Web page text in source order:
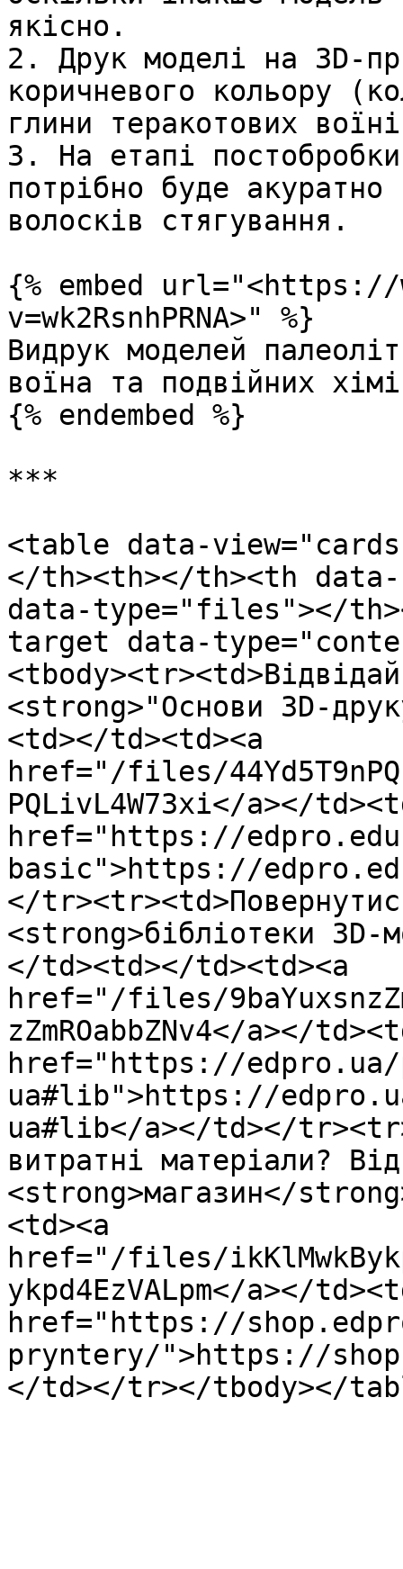
якісно.
2. Друк моделі на 3D-
коричневого кольору
глини теракотових
3. На етапі
потрібно буде
волосків стягування.
{% embed url="<https://
v=wk2RsnhPRNA>" %}
Видрук моделей
воїна та подвійних
{% endembed %}
***
<table data-
</th><th></th><th
data-type="files"></
target data-
<strong>"Основи 3D-
<td></td><td><a
href="/files/
PQLivL4W73xi</a></
href="https://
basic">https://
</
<strong>бібліотеки
</td><td></td><td><a
href="/files/
zZmROabbZNv4</a></
href="https://
ua#lib">https://
ua#lib</a></td></
витратні матеріали?
<strong>магазин</
<td><a
href="/files/
ykpd4EzVALpm</a></
href="https://
pryntery/">https://